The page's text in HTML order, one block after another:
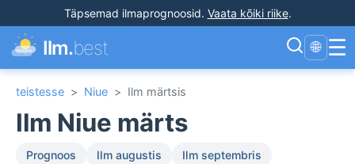
Täpsemad ilmaprognoosid. Vaata kõiki riike.
Ilm.best 🌐 ☰
teistesse > Niue > Ilm märtsis
Ilm Niue märts
Prognoos Ilm augustis
Ilm septembris